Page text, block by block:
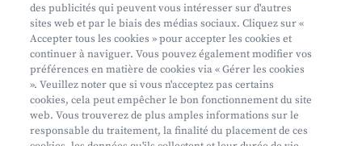
Mifid
Privacy
Info juridique
des publicités qui peuvent vous intéresser sur d'autres
sites web et par le biais des médias sociaux. Cliquez sur «
Accepter tous les cookies » pour accepter les cookies et
continuer à naviguer. Vous pouvez également modifier vos
préférences en matière de cookies via « Gérer les cookies
». Veuillez noter que si vous n'acceptez pas certains
cookies, cela peut empêcher le bon fonctionnement du site
web. Vous trouverez de plus amples informations sur le
responsable du traitement, la finalité du placement de ces